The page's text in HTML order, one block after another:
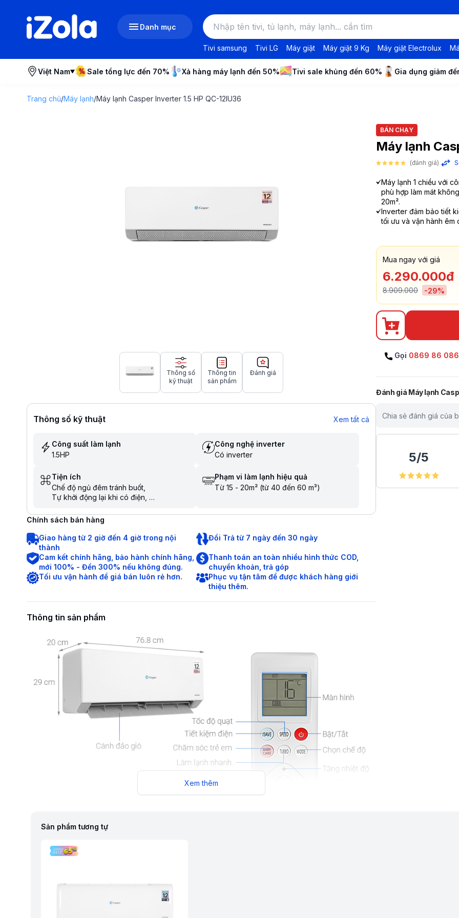
Danh mục
Tivi samsung Tivi LG Máy giặt Máy giặt 9 Kg Máy giặt Electrolux
Việt Nam Sale tổng lực đến 70% Xả hàng máy lạnh đến 50% Tivi sale khủng đến 60% Gia dụng giảm
Trang chủ/Máy lạnh/Máy lạnh Casper Inverter 1.5 HP QC-12IU36
Thông số
kỹ thuật
Thông tin
sản phẩm
Đánh giá
Thông số kỹ thuật Xem tất cả
Công suất làm lạnh
1.5HP
Công nghệ inverter
Có inverter
Tiện ích
Chế độ ngủ đêm tránh buốt
Tự khởi động lại khi có điện
Chức năng tự làm sạch
Chức năng tự chẩn đoán lỗi
Chức năng khóa an toàn cho trẻ em
Làm lạnh nhanh trong tích tắc khi mới bật
máy
Phạm vi làm lạnh hiệu quả
Từ 15 - 20m² (từ 40 đến 60 m³)
Chính sách bán hàng
Giao hàng từ 2 giờ đến 4 giờ trong nội
thành
Đổi Trả từ 7 ngày đến 30 ngày
Cam kết chính hãng, bảo hành chính hãng,
mới 100% - Đền 300% nếu không đúng.
Thanh toán an toàn nhiều hình thức COD,
chuyển khoản, trả góp
Tối ưu vận hành để giá bán luôn rẻ hơn.
Phục vụ tận tâm để được khách hàng giới
thiệu thêm.
Thông tin sản phẩm
Xem thêm
BÁN CHẠY
Máy lạnh
(đánh giá)
Máy lạnh 1 chiều với
phù hợp làm mát
20m².
Inverter đảm bảo tiết
tối ưu và vận hành êm
Mua ngay với giá
6.290.000đ
8.909.000 -29%
Gọi 0869 86
Đánh giá Máy lạnh
Chia sẻ đánh giá của
5/5
Sản phẩm tương tự